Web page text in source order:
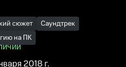
сюжет
Саундтрек
на ПК
2018 г.